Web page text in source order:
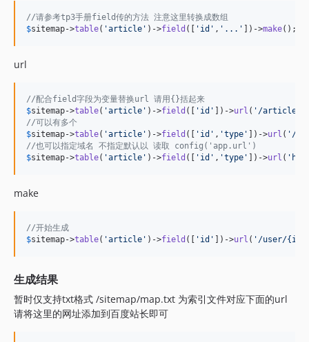
//请参考tp3手册field传的方法 注意这里转换成数组
$sitemap->table( 'article ' )->field ([ ' id ' , ' ... ' ])->make();
url
//配合field字段为变量替换url 请用{}括起来
$sitemap->table( 'article ' )->field ([ ' id ' ])->url ( ' /article/
//可以有多个
$sitemap->table( 'article ' )->field ([ ' id ' , 'type ' ])->url ( ' /
//也可以指定域名 不指定默认以 读取 config('app.url')
$sitemap->table( 'article ' )->field ([ ' id ' , 'type ' ])->url ( '
make
//开始生成
$sitemap->table( 'article ' )->field ([ ' id ' ])->url ( ' /user/
生成结果
暂时仅支持txt格式 /sitemap/map.txt 为索引文件对应下面的url
请将这里的网址添加到百度站长即可